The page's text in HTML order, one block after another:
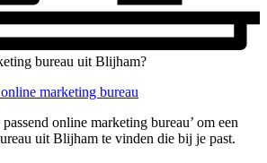
bureau uit Blijham?
marketing bureau
online marketing bureau’ om een
uit Blijham te vinden die bij je past.